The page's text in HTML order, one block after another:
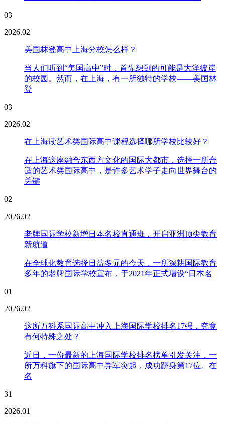
03
2026.02
美国林登高中上海分校怎么样？
当人们听到“美国高中”时，首先想到的可能是大洋彼岸
的校园。然而，在上海，有一所独特的学校——美国林
登
03
2026.02
在上海读艺术类国际高中课程选择哪所学校比较好？
在上海这座融合东西方文化的国际大都市，选择一所合
适的艺术类国际高中，是许多艺术学子走向世界舞台的
关键
02
2026.02
老牌国际学校新增日本名校直通班，开启亚洲顶尖教育
新航道
在全球化教育选择日益多元的今天，一所深耕国际教育
多年的老牌国际学校宣布，于2021年正式增设“日本名
01
2026.02
这所万科系国际高中冲入上海国际学校排名17强，究竟
有何特殊之处？
近日，一份最新的上海国际学校排名榜单引发关注，一
所万科旗下的国际高中异军突起，成功跻身第17位。在
名
31
2026.01